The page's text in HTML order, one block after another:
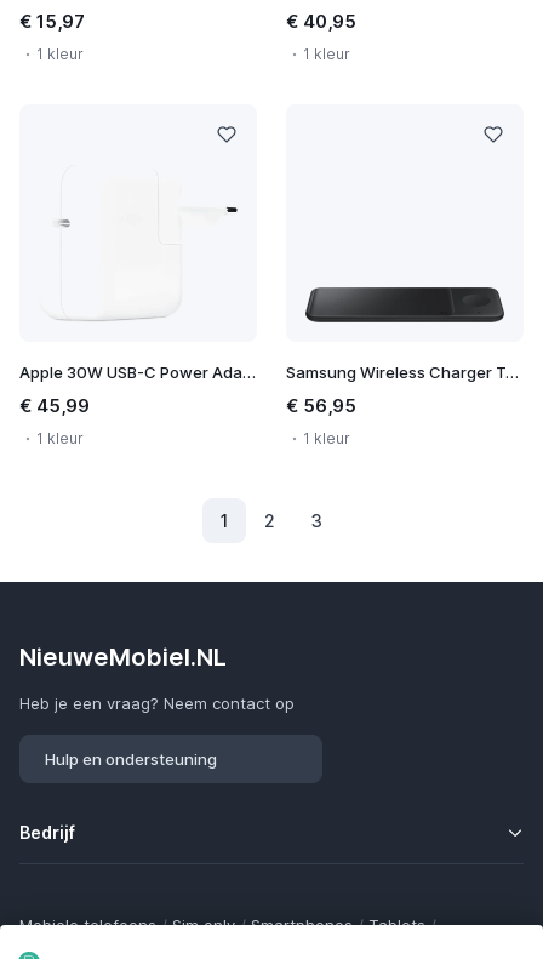
€ 15,97
1 kleur
€ 40,95
1 kleur
Apple 30W USB-C Power Adapter
€ 45,99
1 kleur
Samsung Wireless Charger Trio
€ 56,95
1 kleur
1
2 3
NieuweMobiel.NL
Heb je een vraag? Neem contact op
Hulp en ondersteuning
Bedrijf
Mobiele telefoons / Sim only / Smartphones / Tablets /
Smartwatches